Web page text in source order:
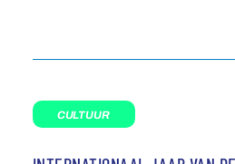
CULTUUR